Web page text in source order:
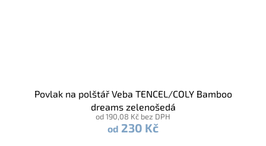
Povlak na polštář Veba TENCEL/COLY Bamboo
dreams zelenošedá
od 190,08 Kč bez DPH
od 230 Kč